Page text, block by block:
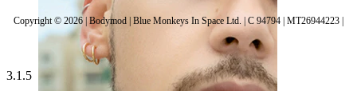
Copyright © 2026 | Bodymod | Blue Monkeys In Space Ltd. | C 94794 | MT26944223 |
3.1.5